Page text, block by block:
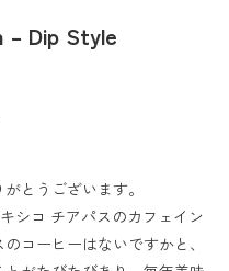
– Dip Style
とうございます。
シコ チアパスのカフェイン
コーヒーはないですかと、